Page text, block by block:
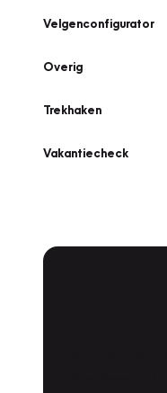
Velgenconfigurator
Overig
Trekhaken
Vakantiecheck